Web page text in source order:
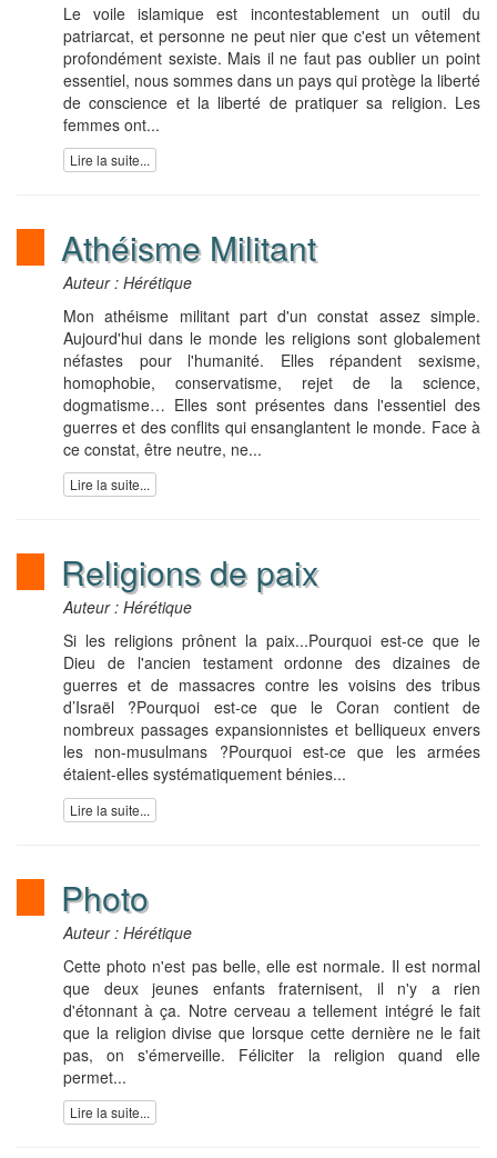
Le voile islamique est incontestablement un outil du
patriarcat, et personne ne peut nier que c'est un vêtement
profondément sexiste. Mais il ne faut pas oublier un point
essentiel, nous sommes dans un pays qui protège la liberté
de conscience et la liberté de pratiquer sa religion. Les
femmes ont...
Lire la suite...
Athéisme Militant
Auteur : Hérétique
Mon athéisme militant part d'un constat assez simple.
Aujourd'hui dans le monde les religions sont globalement
néfastes pour l'humanité. Elles répandent sexisme,
homophobie, conservatisme, rejet de la science,
dogmatisme… Elles sont présentes dans l'essentiel des
guerres et des conflits qui ensanglantent le monde. Face à
ce constat, être neutre, ne...
Lire la suite...
Religions de paix
Auteur : Hérétique
Si les religions prônent la paix...Pourquoi est-ce que le
Dieu de l'ancien testament ordonne des dizaines de
guerres et de massacres contre les voisins des tribus
d’Israël ?Pourquoi est-ce que le Coran contient de
nombreux passages expansionnistes et belliqueux envers
les non-musulmans ?Pourquoi est-ce que les armées
étaient-elles systématiquement bénies...
Lire la suite...
Photo
Auteur : Hérétique
Cette photo n'est pas belle, elle est normale. Il est normal
que deux jeunes enfants fraternisent, il n'y a rien
d'étonnant à ça. Notre cerveau a tellement intégré le fait
que la religion divise que lorsque cette dernière ne le fait
pas, on s'émerveille. Féliciter la religion quand elle
permet...
Lire la suite...